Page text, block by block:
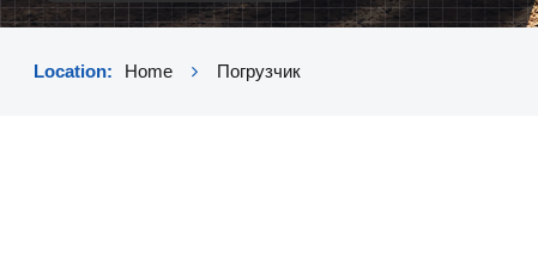
Location: Home Погрузчик